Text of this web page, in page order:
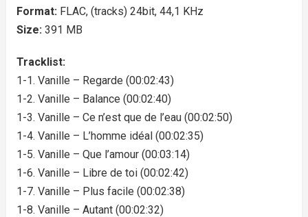
Format: FLAC, (tracks) 24bit, 44,1 KHz
Size: 391 MB
Tracklist:
1-1. Vanille – Regarde (00:02:43)
1-2. Vanille – Balance (00:02:40)
1-3. Vanille – Ce n’est que de l’eau (00:02:50)
1-4. Vanille – L’homme idéal (00:02:35)
1-5. Vanille – Que l’amour (00:03:14)
1-6. Vanille – Libre de toi (00:02:42)
1-7. Vanille – Plus facile (00:02:38)
1-8. Vanille – Autant (00:02:32)